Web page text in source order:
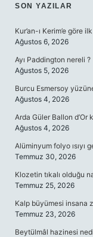
SON YAZILAR
Kur’an-ı Kerim’e göre
Ağustos 6, 2026
Ayı Paddington nereli ?
Ağustos 5, 2026
Burcu Esmersoy
Ağustos 4, 2026
Arda Güler Ballon d’Or
Ağustos 4, 2026
Alüminyum folyo ısıyı
Temmuz 30, 2026
Klozetin tıkalı olduğu
Temmuz 25, 2026
Kalp büyümesi insana
Temmuz 23, 2026
Beytülmâl hazinesi